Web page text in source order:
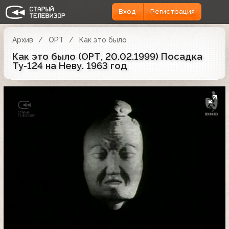
Вход Регистрация
Архив ОРТ Как это было
Как это было (ОРТ, 20.02.1999) Посадка
Ту-124 на Неву. 1963 год